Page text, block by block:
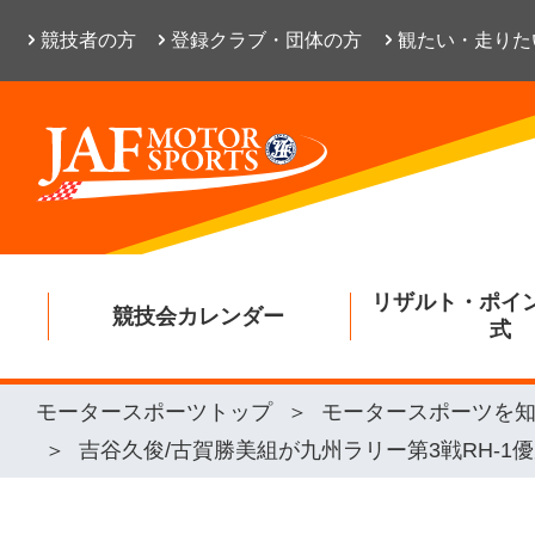
競技者の方 登録クラブ・団体の方 観たい・走り
競技会カレンダー
リザルト・ポイ
式
モータースポーツトップ
モータースポーツを
吉谷久俊/古賀勝美組が九州ラリー第3戦RH-1